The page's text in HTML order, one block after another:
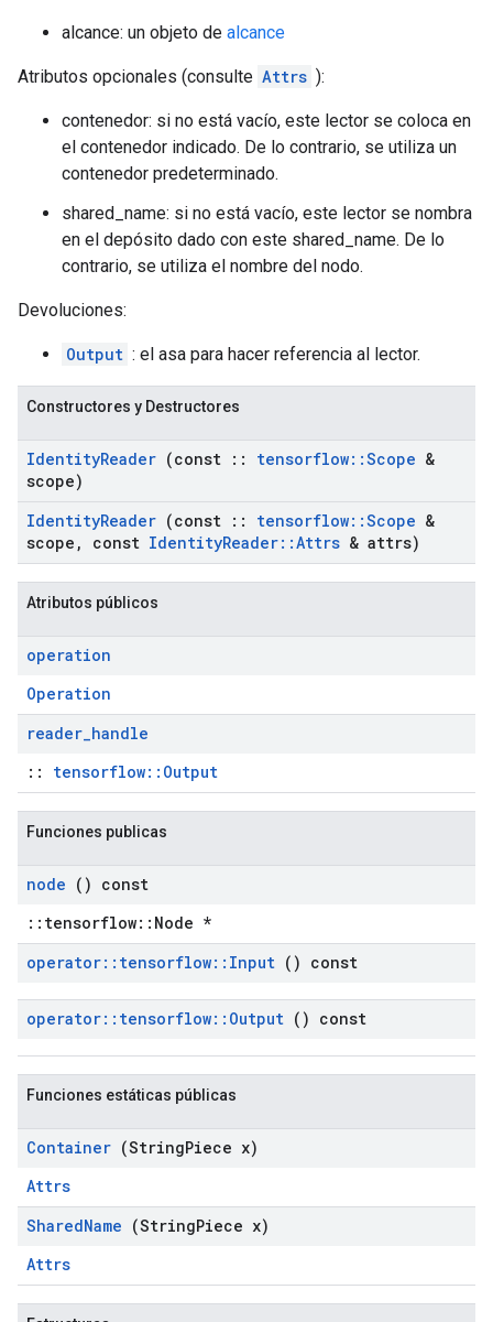
alcance: un objeto de alcance
Atributos opcionales (consulte Attrs ):
contenedor: si no está vacío, este lector se coloca en
el contenedor indicado. De lo contrario, se utiliza un
contenedor predeterminado.
shared_name: si no está vacío, este lector se nombra
en el depósito dado con este shared_name. De lo
contrario, se utiliza el nombre del nodo.
Devoluciones:
Output : el asa para hacer referencia al lector.
Constructores y Destructores
IdentityReader (const :: tensorflow::Scope &
scope)
IdentityReader (const :: tensorflow::Scope &
scope , const IdentityReader::Attrs & attrs)
Atributos públicos
operation
Operation
reader_handle
:: tensorflow::Output
Funciones publicas
node () const
::tensorflow::Node *
operator:: tensorflow:: Input () const
operator:: tensorflow:: Output () const
Funciones estáticas públicas
Container (StringPiece x)
Attrs
SharedName (StringPiece x)
Attrs